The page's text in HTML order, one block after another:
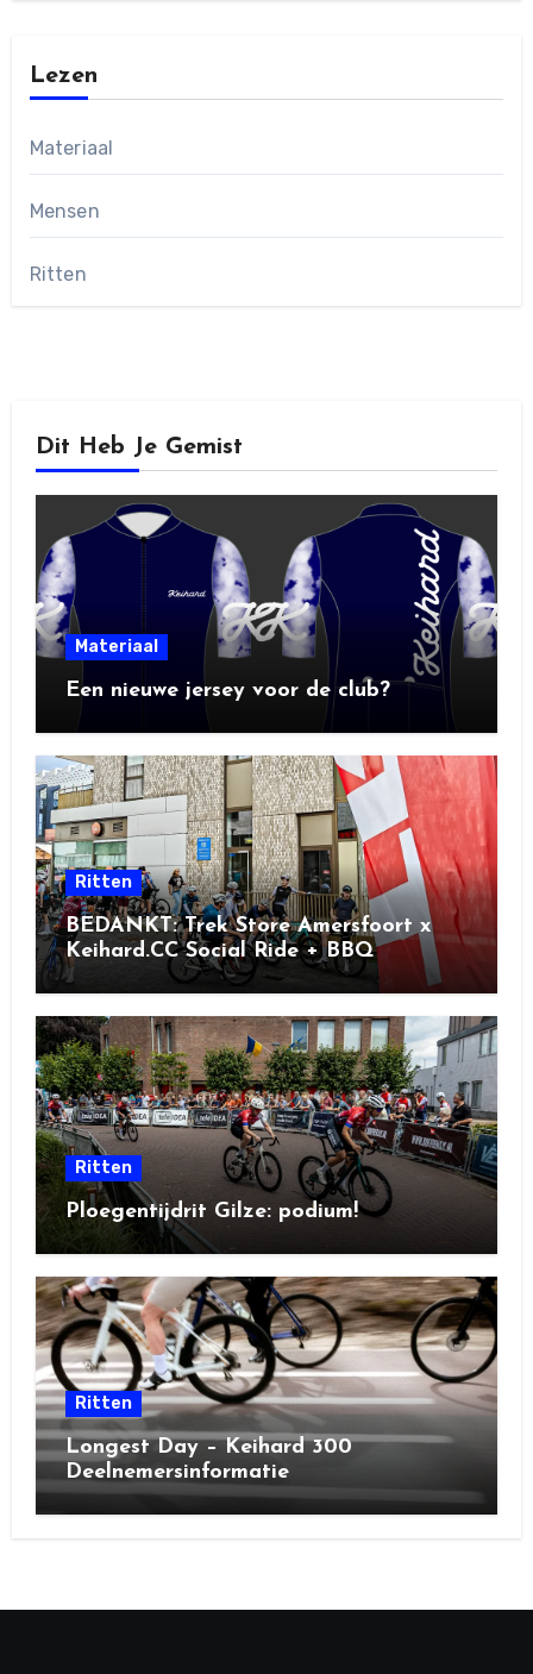
Lezen
Materiaal
Mensen
Ritten
Dit Heb Je Gemist
Materiaal
Een nieuwe jersey voor de club?
Ritten
BEDANKT: Trek Store Amersfoort x
Keihard.CC Social Ride + BBQ
Ritten
Ploegentijdrit Gilze: podium!
Ritten
Longest Day – Keihard 300
Deelnemersinformatie